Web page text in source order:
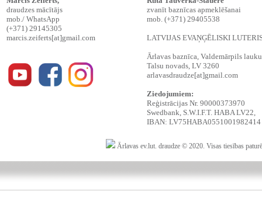
draudzes mācītājs
mob./ WhatsApp
(+371) 29145305
marcis.zeiferts[at]gmail.com
zvanīt baznīcas apmeklēšanai
mob. (+371) 29405538
LATVIJAS EVAŅĢĒLISKI
Ārlavas baznīca, Valdemārpils
Talsu novads, LV 3260
arlavasdraudze[at]gmail.com
Ziedojumiem:
Reģistrācijas Nr. 90000373970
Swedbank, S.W.I.F.T. HABA LV22,
IBAN: LV75HABA0551001982414
Ārlavas ev.lut. draudze © 2020. Visas tiesības